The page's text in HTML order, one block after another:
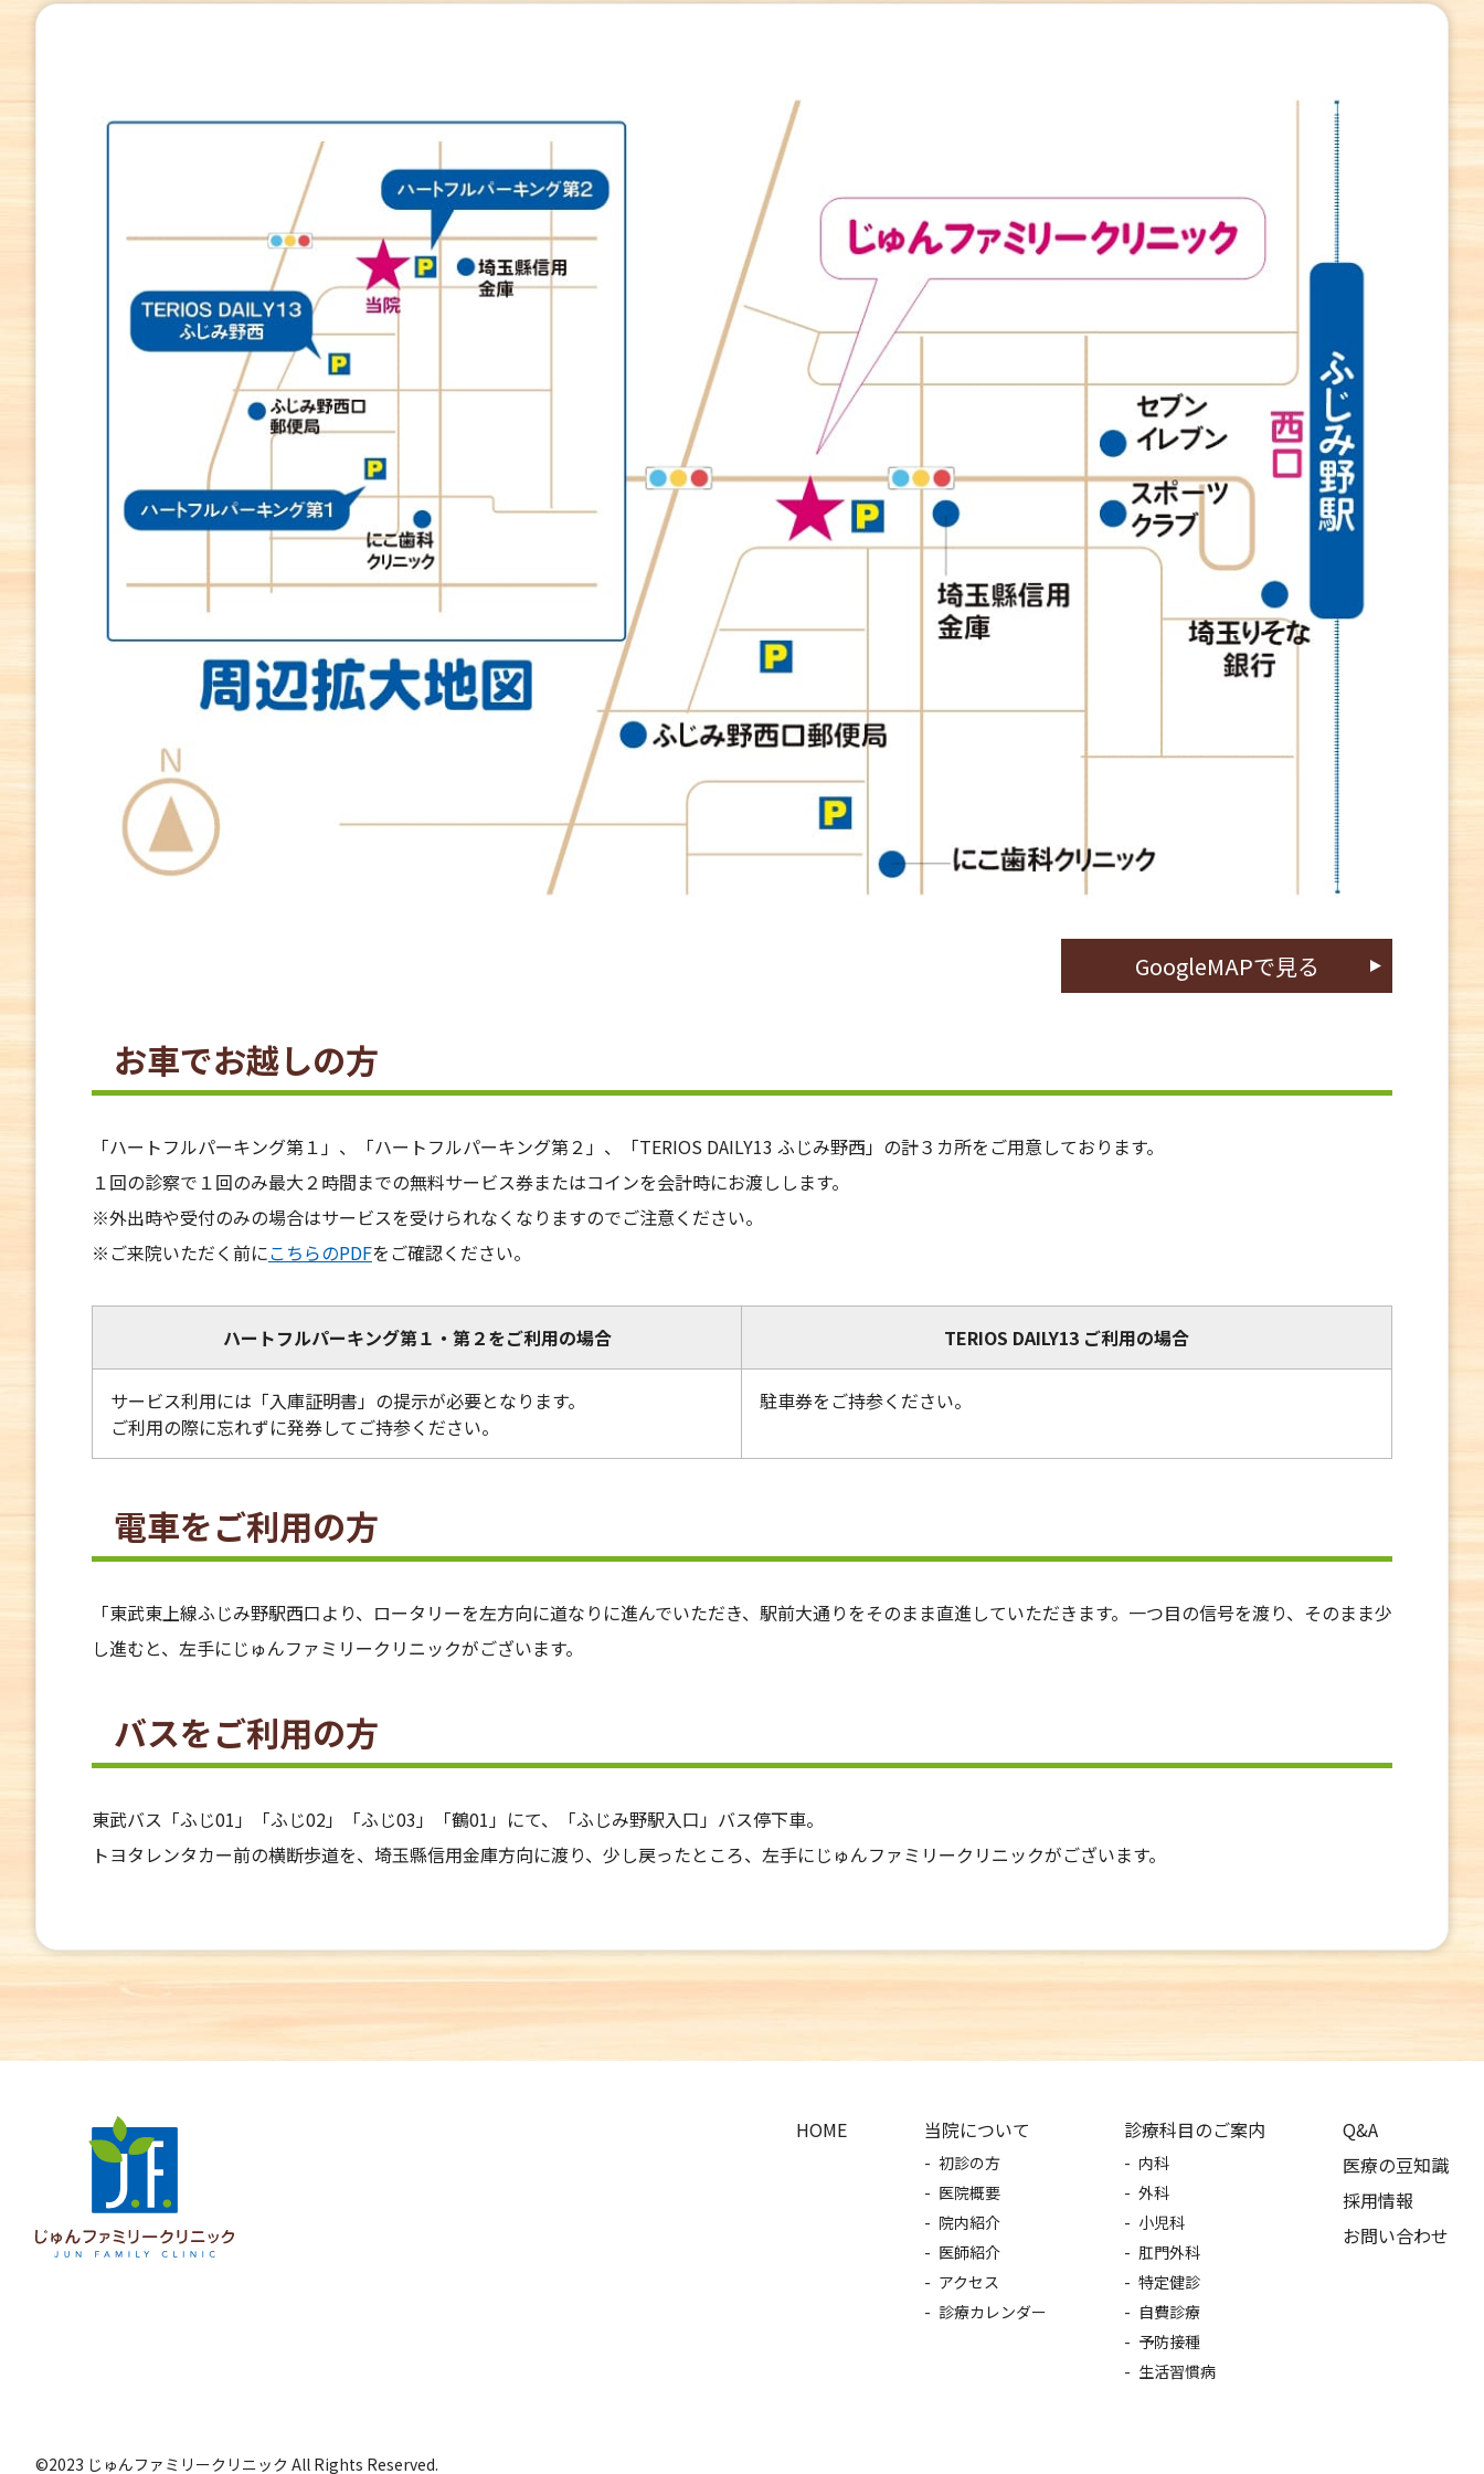
GoogleMAPで見る
お車でお越しの方
「ハートフルパーキング第１」、「ハートフルパーキング第２」、「TERIOS DAILY13 ふじみ野西」の計３カ所をご用意しております。
１回の診察で１回のみ最大２時間までの無料サービス券またはコインを会計時にお渡しします。
※外出時や受付のみの場合はサービスを受けられなくなりますのでご注意ください。
※ご来院いただく前にこちらのPDFをご確認ください。
ハートフルパーキング第１・第２をご利用の場合 TERIOS DAILY13 ご利用の場合
サービス利用には「入庫証明書」の提示が必要となります。
ご利用の際に忘れずに発券してご持参ください。
駐車券をご持参ください。
電車をご利用の方
「東武東上線ふじみ野駅西口より、ロータリーを左方向に道なりに進んでいただき、駅前大通りをそのまま直進していただきます。一つ目の信号を渡り、そのまま少
し進むと、左手にじゅんファミリークリニックがございます。
バスをご利用の方
東武バス「ふじ01」「ふじ02」「ふじ03」「鶴01」にて、「ふじみ野駅入口」バス停下車。
トヨタレンタカー前の横断歩道を、埼玉縣信用金庫方向に渡り、少し戻ったところ、左手にじゅんファミリークリニックがございます。
HOME 当院について
初診の方
医院概要
院内紹介
医師紹介
アクセス
診療カレンダー
診療科目のご案内
内科
外科
小児科
肛門外科
特定健診
自費診療
予防接種
生活習慣病
Q&A
医療の豆知識
採用情報
お問い合わせ
©2023 じゅんファミリークリニック All Rights Reserved.